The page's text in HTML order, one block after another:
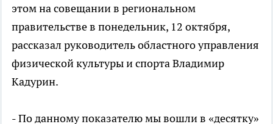
этом на совещании в региональном
правительстве в понедельник, 12 октября,
рассказал руководитель областного управления
физической культуры и спорта Владимир
Кадурин.
- По данному показателю мы вошли в «десятку»